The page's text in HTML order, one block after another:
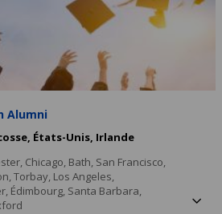
Alumni
États-Unis, Irlande
Chicago, Bath, San Francisco,
Torbay, Los Angeles,
Édimbourg, Santa Barbara,